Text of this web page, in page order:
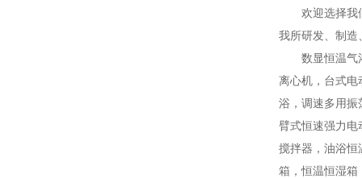
欢迎选择我
我所研发、制造
数显恒温气
离心机，台式电
浴，调速多用振
臂式恒速强力电
搅拌器，油浴恒
箱，恒温恒湿箱